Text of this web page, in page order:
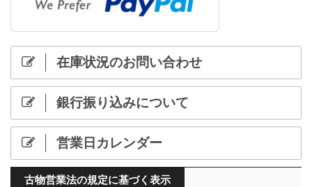
在庫状況のお問い合わせ
銀行振り込みについて
営業日カレンダー
古物営業法の規定に基づく表示